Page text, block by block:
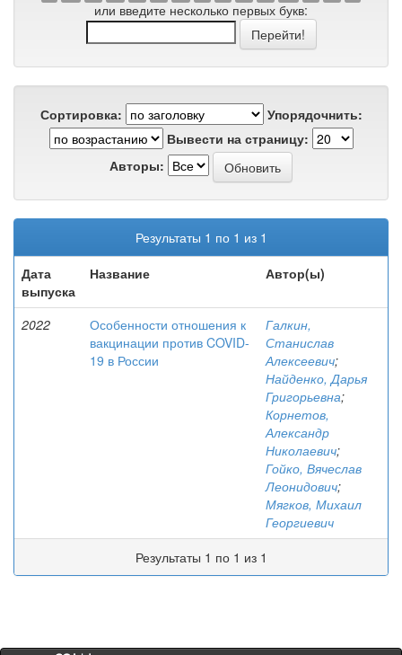
или введите несколько первых букв:
Сортировка:
Упорядочнить:
Вывести на страницу:
Авторы:
Результаты 1 по 1 из 1
Дата
выпуска
Название Автор(ы)
2022
Особенности отношения к
вакцинации против COVID-
19 в России
Галкин,
Станислав
Алексеевич;
Найденко, Дарья
Григорьевна;
Корнетов,
Александр
Николаевич;
Гойко, Вячеслав
Леонидович;
Мягков, Михаил
Георгиевич
Результаты 1 по 1 из 1